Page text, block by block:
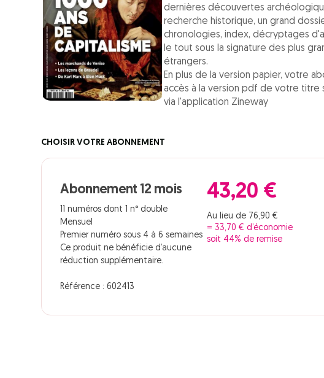
dernières découvertes
recherche historique, un grand
chronologies, index, décryptages
le tout sous la signature des plus
étrangers.
En plus de la version papier, votre
accès à la version pdf de votre
via l'application Zineway
CHOISIR VOTRE ABONNEMENT
Abonnement 12 mois
11 numéros dont 1 n° double
Mensuel
Premier numéro sous 4 à 6 semaines
Ce produit ne bénéficie d’aucune
réduction supplémentaire.
Référence : 602413
43,20 €
Au lieu de 76,90 €
= 33,70 € d’économie
soit 44% de remise